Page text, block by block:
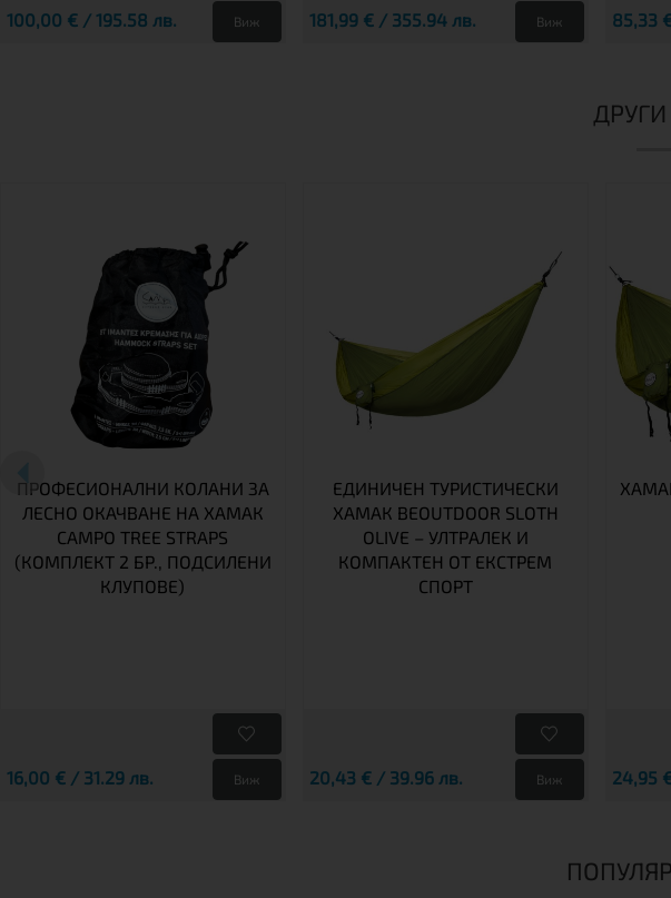
100,00 € / 195.58 лв. Виж 181,99 € / 355.94 лв. Виж 85,33
ПРОФЕСИОНАЛНИ КОЛАНИ ЗА
ЛЕСНО ОКАЧВАНЕ НА ХАМАК
CAMPO TREE STRAPS
(КОМПЛЕКТ 2 БР., ПОДСИЛЕНИ
КЛУПОВЕ)
16,00 € / 31.29 лв. Виж
ЕДИНИЧЕН ТУРИСТИЧЕСКИ
ХАМАК BEOUTDOOR SLOTH
OLIVE – УЛТРАЛЕК И
КОМПАКТЕН ОТ ЕКСТРЕМ
СПОРТ
20,43 € / 39.96 лв. Виж 24,95